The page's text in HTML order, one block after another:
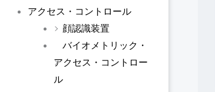
アクセス・コントロール
顔認識装置
バイオメトリック・
アクセス・コントロー
ル